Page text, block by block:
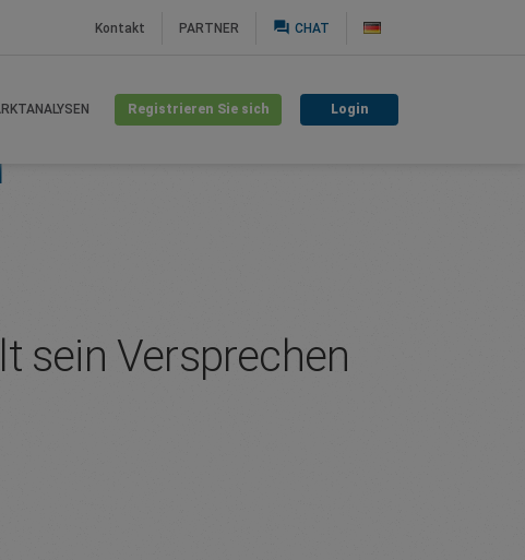
Kontakt PARTNER question_answer CHAT
Registrieren Sie sich Login
sein Versprechen